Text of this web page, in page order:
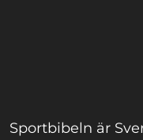
Sportbibeln är